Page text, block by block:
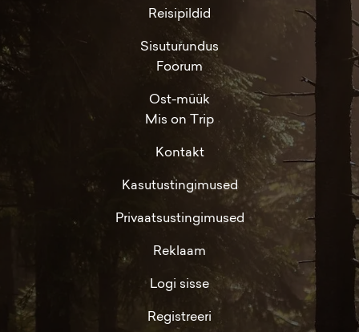
Reisipildid
Sisuturundus
Foorum
Ost-müük
Mis on Trip
Kontakt
Kasutustingimused
Privaatsustingimused
Reklaam
Logi sisse
Registreeri